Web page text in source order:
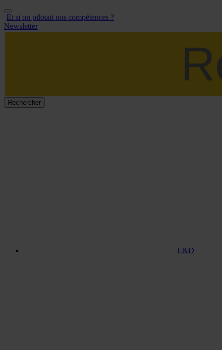
Aller
au
contenu
Et si on pilotait nos compétences ?
Newsletter
Rechercher :
L&D